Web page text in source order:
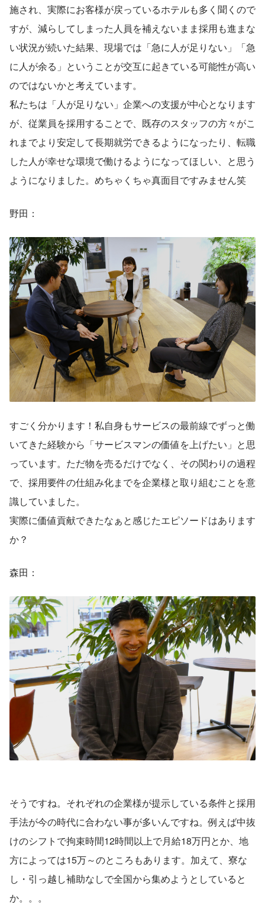
施され、実際にお客様が戻っているホテルも多く聞くので
すが、減らしてしまった人員を補えないまま採用も進まな
い状況が続いた結果、現場では「急に人が足りない」「急
に人が余る」ということが交互に起きている可能性が高い
のではないかと考えています。
私たちは「人が足りない」企業への支援が中心となります
が、従業員を採用することで、既存のスタッフの方々がこ
れまでより安定して長期就労できるようになったり、転職
した人が幸せな環境で働けるようになってほしい、と思う
ようになりました。めちゃくちゃ真面目ですみません笑
野田：
すごく分かります！私自身もサービスの最前線でずっと働
いてきた経験から「サービスマンの価値を上げたい」と思
っています。ただ物を売るだけでなく、その関わりの過程
で、採用要件の仕組み化までを企業様と取り組むことを意
識していました。
実際に価値貢献できたなぁと感じたエピソードはあります
か？
森田：
そうですね。それぞれの企業様が提示している条件と採用
手法が今の時代に合わない事が多いんですね。例えば中抜
けのシフトで拘束時間12時間以上で月給18万円とか、地
方によっては15万～のところもあります。加えて、寮な
し・引っ越し補助なしで全国から集めようとしていると
か。。。